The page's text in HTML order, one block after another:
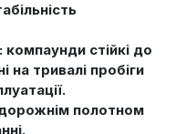
стійкі до
на тривалі пробіги
полотном